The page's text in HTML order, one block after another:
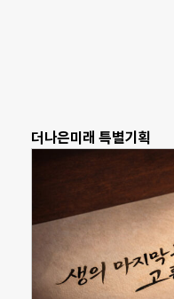
더나은미래 특별기획